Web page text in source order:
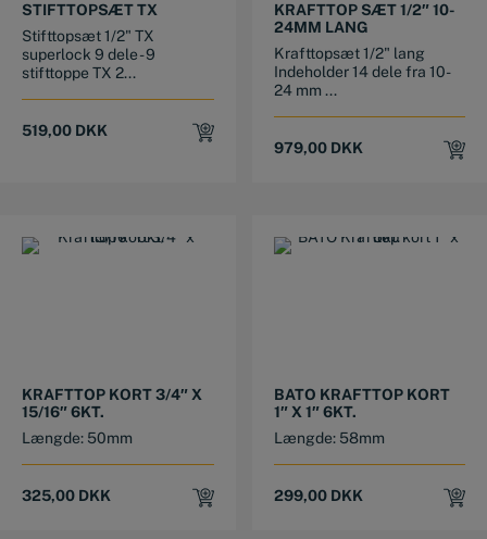
STIFTTOPSÆT TX
Stifttopsæt 1/2" TX
superlock 9 dele - 9
stifttoppe TX 2...
519,00 DKK
KRAFTTOP SÆT 1/2″ 10-
24MM LANG
Krafttopsæt 1/2" lang
Indeholder 14 dele fra 10-
24 mm ...
979,00 DKK
KRAFTTOP KORT 3/4″ X
15/16″ 6KT.
Længde: 50mm
325,00 DKK
BATO KRAFTTOP KORT
1″ X 1″ 6KT.
Længde: 58mm
299,00 DKK